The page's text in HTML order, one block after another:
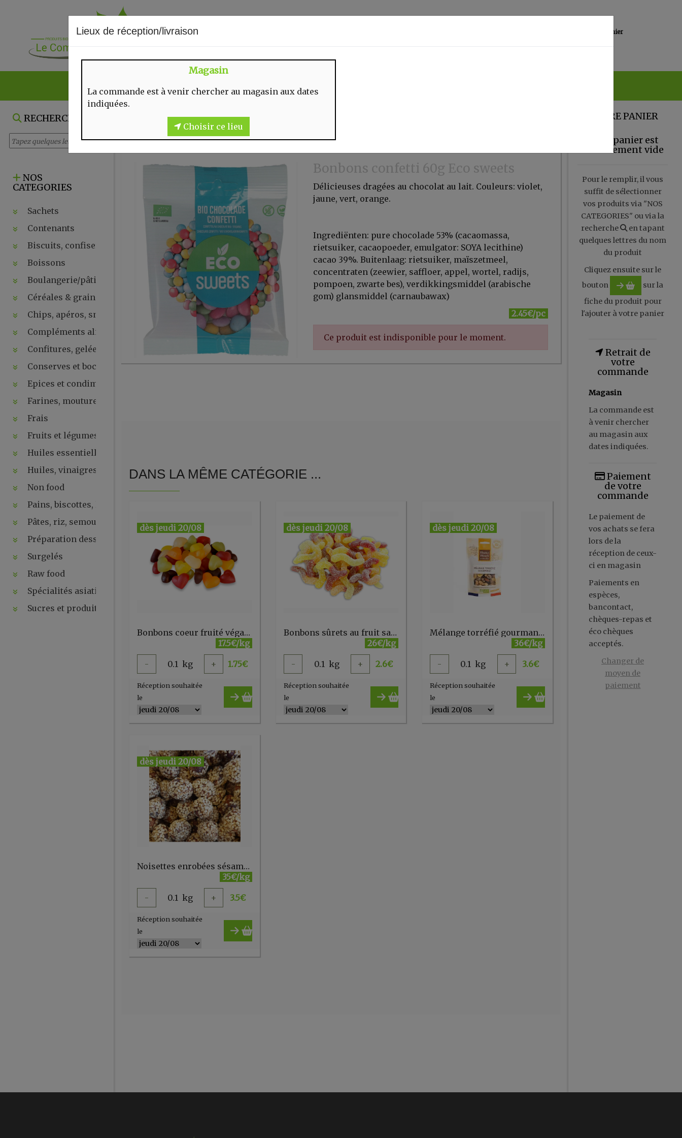
Mon panier
NOS VENTES DU MOMENT CONTACT
RECHERCHE
NOS
CATEGORIES
Sachets
Contenants
Biscuits, confiseries, chocolats, snacks
Boissons
Boulangerie/pâtisseries
Céréales & graines
Chips, apéros, snacks, crackers ...
Compléments alimentaires & plantes
Confitures, gelées, compotes, purées, pâtes à tartiner, ...
Conserves et bocaux
Epices et condiments
Farines, moutures et levures
Frais
Fruits et légumes secs
Huiles essentielles, hydrolats, ...
Huiles, vinaigres, sauces
Non food
Pains, biscottes, levures, ...
Pâtes, riz, semoules
Préparation desserts, ....
Surgelés
Raw food
Spécialités asiatiques
Sucres et produits de la ruche
Lieux de réception/livraison
Magasin
La commande est à venir chercher au magasin aux dates
indiquées.
Choisir ce lieu
Bonbons confetti 60g Eco sweets
Délicieuses dragées au chocolat au lait. Couleurs: violet,
jaune, vert, orange.
Ingrediënten: pure chocolade 53% (cacaomassa,
rietsuiker, cacaopoeder, emulgator: SOYA lecithine)
cacao 39%. Buitenlaag: rietsuiker, maïszetmeel,
concentraten (zeewier, saffloer, appel, wortel, radijs,
pompoen, zwarte bes), verdikkingsmiddel (arabische
gom) glansmiddel (carnaubawax)
2.45€/pc
Ce produit est indisponible pour le moment.
DANS LA MÊME CATÉGORIE ...
dès jeudi 20/08
Bonbons coeur fruité végan vrac
17.5€/kg
- 0.1 kg + 1.75€
Réception souhaitée
le
dès jeudi 20/08
Bonbons sûrets au fruit sans gelatine (vegan) vrac
26€/kg
- 0.1 kg + 2.6€
Réception souhaitée
le
dès jeudi 20/08
Mélange torréfié gourmand vrac
36€/kg
- 0.1 kg + 3.6€
Réception souhaitée
le
dès jeudi 20/08
Noisettes enrobées sésame miel vrac
35€/kg
- 0.1 kg + 3.5€
Réception souhaitée
le
VOTRE PANIER
Votre panier est
actuellement vide
Pour le remplir, il vous
suffit de sélectionner
vos produits via "NOS
CATEGORIES" ou via la
recherche
en tapant
quelques lettres du nom
du produit
Cliquez ensuite sur le
bouton
sur la
fiche du produit pour
l'ajouter à votre panier
Retrait de
votre
commande
Magasin
La commande est
à venir chercher
au magasin aux
dates indiquées.
Paiement
de votre
commande
Le paiement de
vos achats se fera
lors de la
réception de ceux-
ci en magasin
Paiements en
espèces,
bancontact,
chèques-repas et
éco chèques
acceptés.
Changer de
moyen de
paiement